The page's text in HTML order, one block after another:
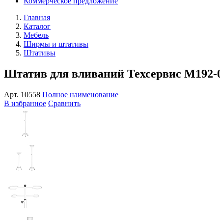
Главная
Каталог
Мебель
Ширмы и штативы
Штативы
Штатив для вливаний Техсервис М192-
Арт. 10558 Полное наименование
В избранное Сравнить